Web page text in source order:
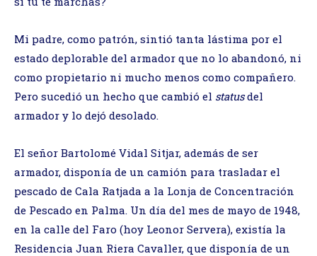
Mi padre, como patrón, sintió tanta lástima por el
estado deplorable del armador que no lo abandonó, ni
como propietario ni mucho menos como compañero.
Pero sucedió un hecho que cambió el statusdel
armador y lo dejó desolado.
El señor Bartolomé Vidal Sitjar, además de ser
armador, disponía de un camión para trasladar el
pescado de Cala Ratjada a la Lonja de Concentración
de Pescado en Palma. Un día del mes de mayo de 1948,
en la calle del Faro (hoy Leonor Servera), existía la
Residencia Juan Riera Cavaller, que disponía de un